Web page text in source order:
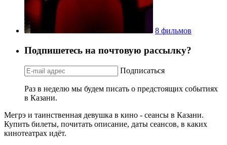
8 фильмов
Подпишетесь на почтовую рассылку?
Подписаться
Раз в неделю мы будем писать о предстоящих событиях
в Казани.
Мегрэ и таинственная девушка в кино - сеансы в Казани.
Купить билеты, почитать описание, даты сеансов, в каких
кинотеатрах идёт.